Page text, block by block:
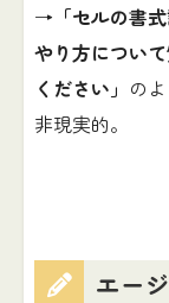
→ 「セルの書
やり方につい
ください」 の
非現実的。
エー